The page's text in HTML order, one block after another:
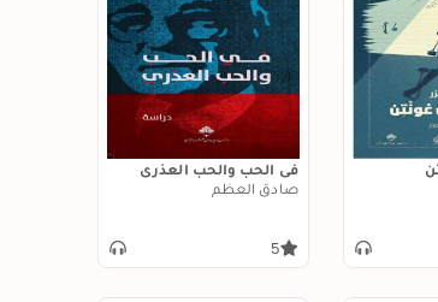
في الحب والحب العذري
صادق العظم
5